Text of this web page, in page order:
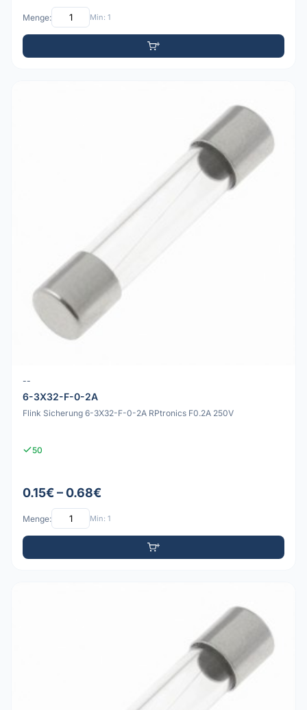
Menge: Min: 1
--
6-3X32-F-0-2A
Flink Sicherung 6-3X32-F-0-2A RPtronics F0.2A 250V
50
0.15€ – 0.68€
Menge: Min: 1